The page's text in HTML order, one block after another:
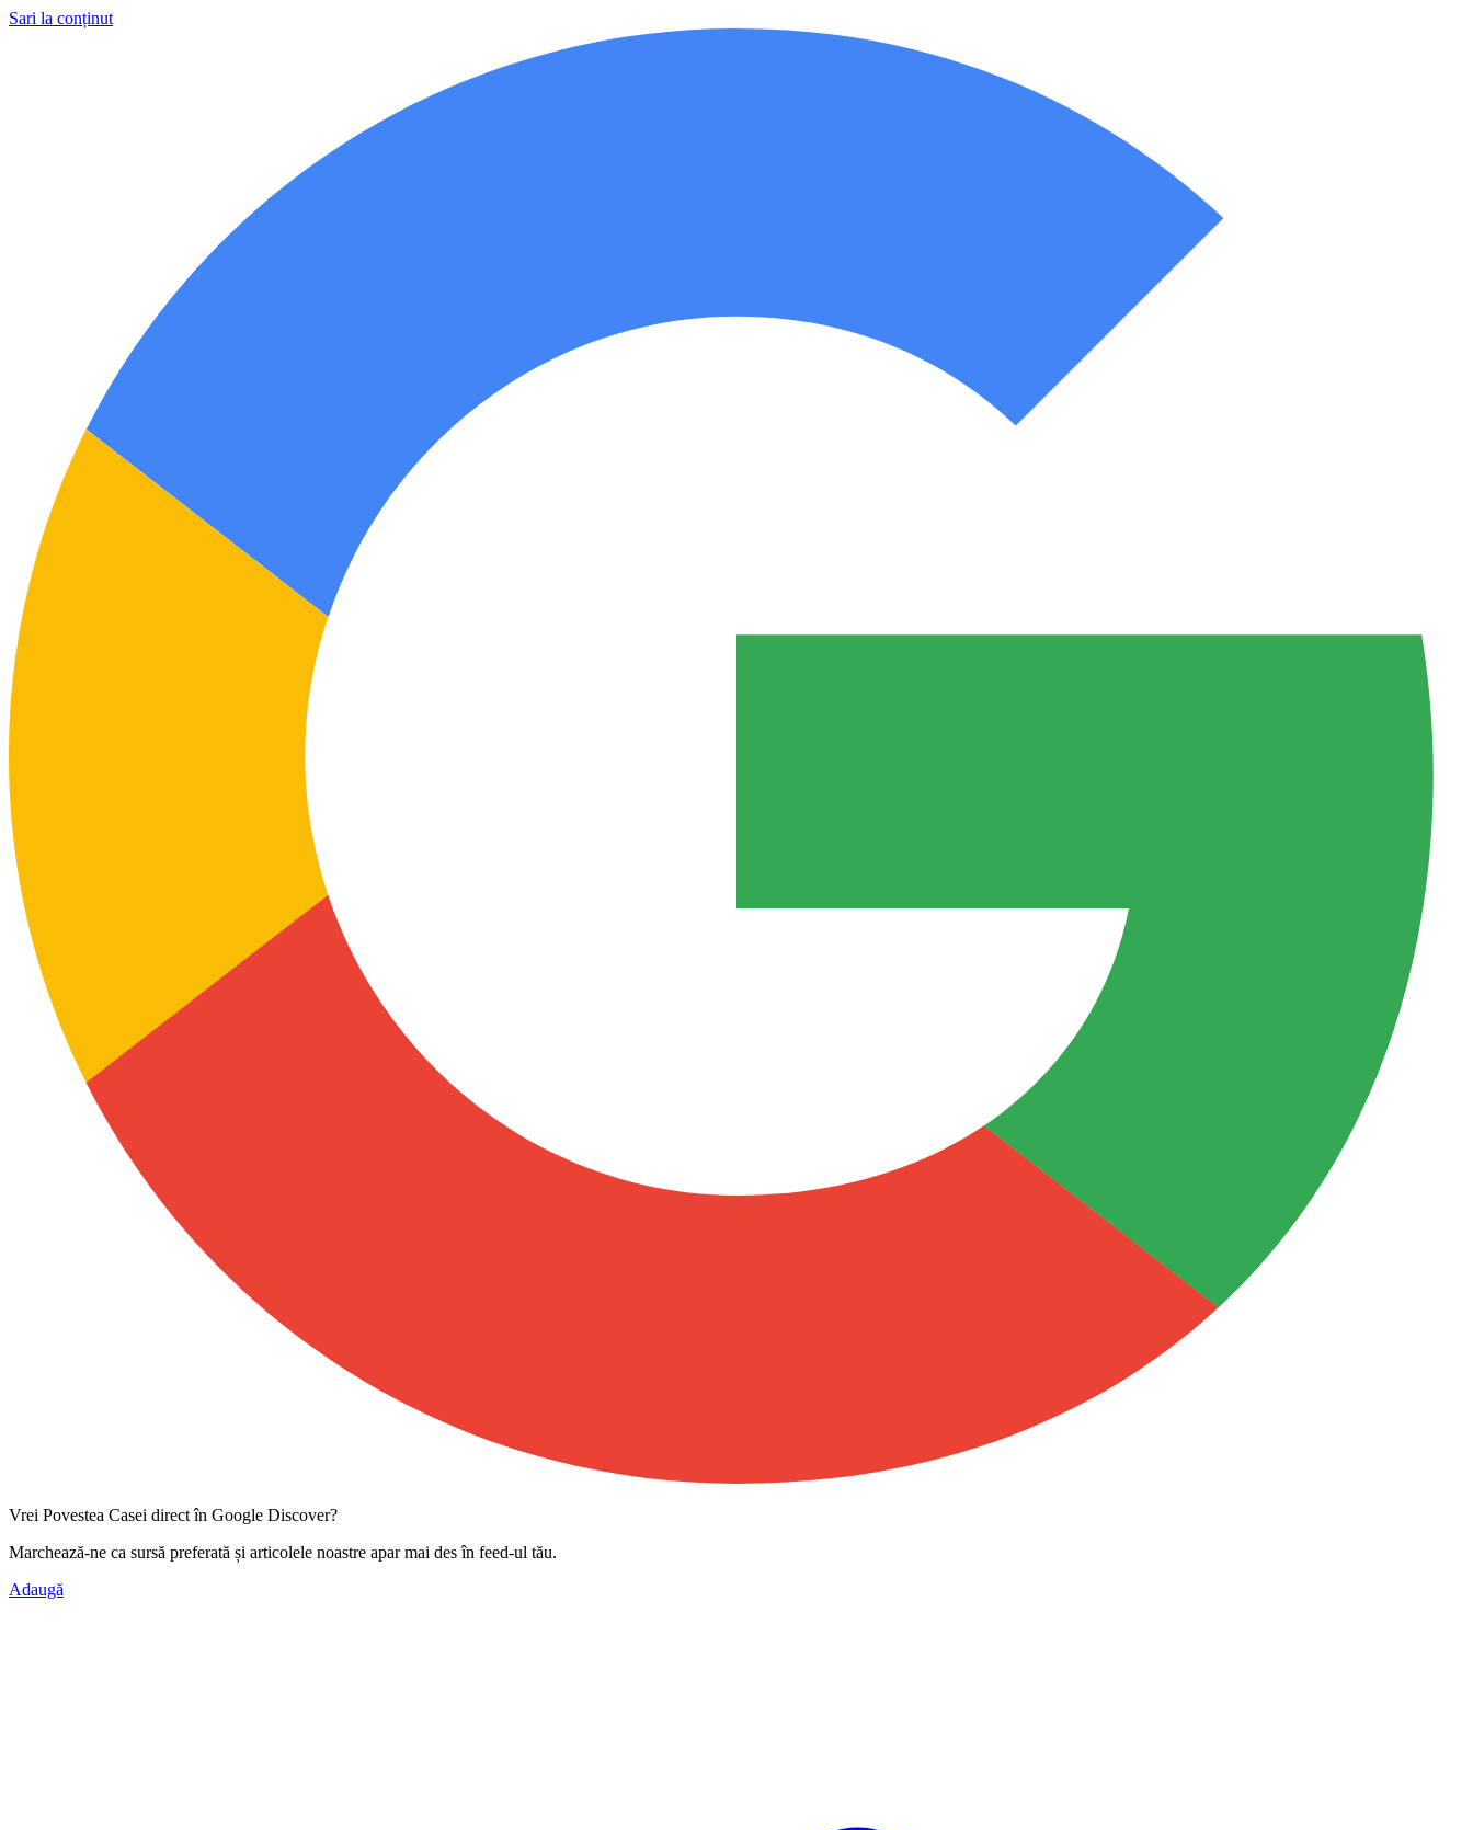
Sari la conținut
Vrei Povestea Casei direct în Google Discover?
Marchează-ne ca sursă preferată și articolele noastre apar mai des în feed-ul tău.
Adaugă